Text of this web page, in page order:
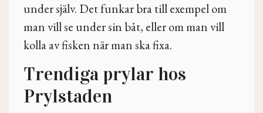
under själv. Det funkar bra till exempel om
man vill se under sin båt, eller om man vill
kolla av fisken när man ska fixa.
Trendiga prylar hos
Prylstaden